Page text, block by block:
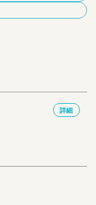
詳細